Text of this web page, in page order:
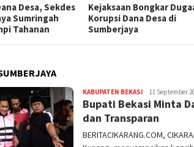
Desa, Sekdes
Sumringah
Tahanan
Kejaksaan Bongkar
Korupsi Dana Desa di
Sumberjaya
KABUPATEN BEKASI admin
11 September
Bupati Bekasi Minta
dan Transparan
BERITACIKARANG.COM,